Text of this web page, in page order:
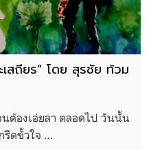
สถียร” โดย สุรชัย ท้วม
ต้องเอ่ยลา ตลอดไป วันนั้น
รีดขั้วใจ …